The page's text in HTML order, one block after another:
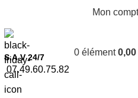
Mon
S.A.V 24/7
07.49.60.75.82
0 élément 0,00